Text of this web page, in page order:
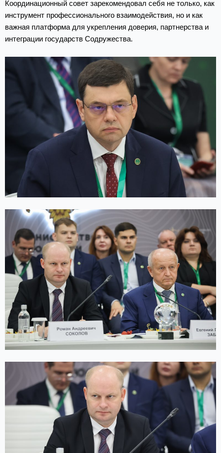
Координационный совет зарекомендовал себя не только, как
инструмент профессионального взаимодействия, но и как
важная платформа для укрепления доверия, партнерства и
интеграции государств Содружества.